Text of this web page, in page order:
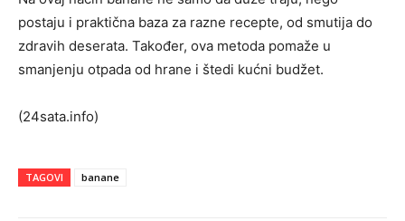
postaju i praktična baza za razne recepte, od smutija do
zdravih deserata. Također, ova metoda pomaže u
smanjenju otpada od hrane i štedi kućni budžet.
(24sata.info)
TAGOVI banane